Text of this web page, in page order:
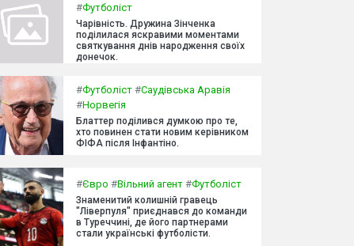
#Футболіст
Чарівність. Дружина Зінченка
поділилася яскравими моментами
святкування днів народження своїх
донечок.
#Футболіст #Саудівська Аравія
#Норвегія
Блаттер поділився думкою про те,
хто повинен стати новим керівником
ФІФА після Інфантіно.
#Євро #Вільний агент #Футболіст
Знаменитий колишній гравець
"Ліверпуля" приєднався до команди
в Туреччині, де його партнерами
стали українські футболісти.